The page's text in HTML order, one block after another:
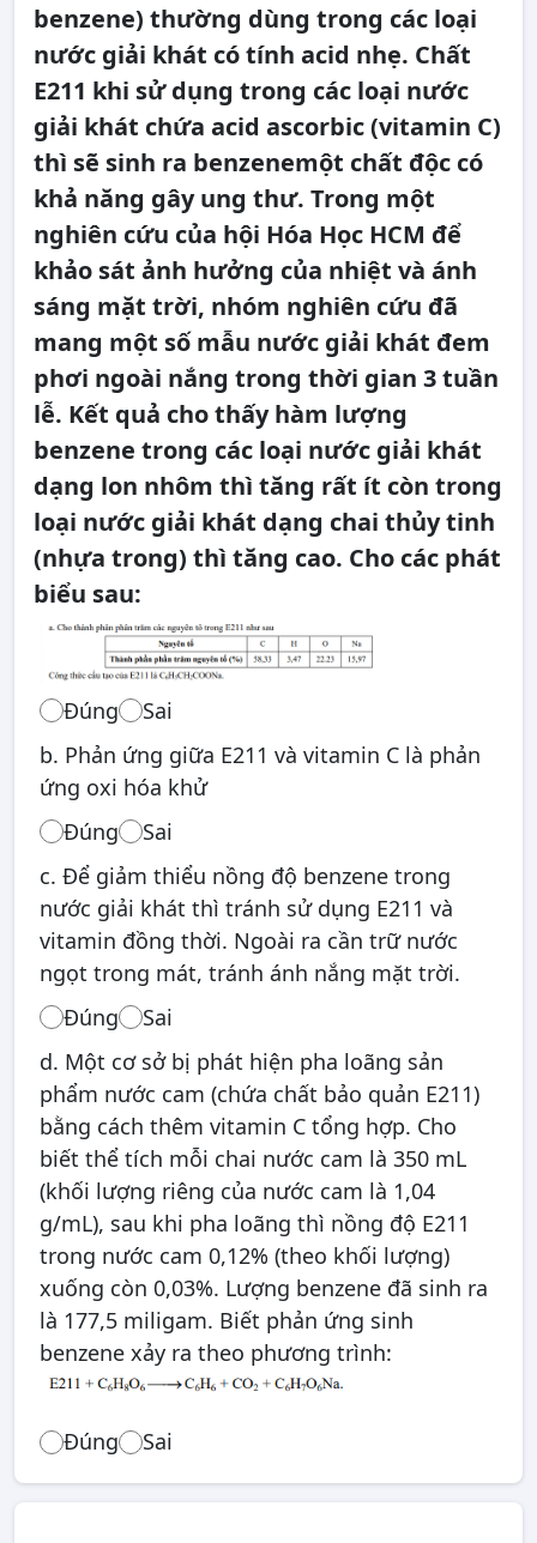
benzene) thường dùng trong các loại
nước giải khát có tính acid nhẹ. Chất
E211 khi sử dụng trong các loại nước
giải khát chứa acid ascorbic (vitamin C)
thì sẽ sinh ra benzenemột chất độc có
khả năng gây ung thư. Trong một
nghiên cứu của hội Hóa Học HCM để
khảo sát ảnh hưởng của nhiệt và ánh
sáng mặt trời, nhóm nghiên cứu đã
mang một số mẫu nước giải khát đem
phơi ngoài nắng trong thời gian 3 tuần
lễ. Kết quả cho thấy hàm lượng
benzene trong các loại nước giải khát
dạng lon nhôm thì tăng rất ít còn trong
loại nước giải khát dạng chai thủy tinh
(nhựa trong) thì tăng cao. Cho các phát
biểu sau:
Đúng
Sai
b. Phản ứng giữa E211 và vitamin C là phản
ứng oxi hóa khử
Đúng
Sai
c. Để giảm thiểu nồng độ benzene trong
nước giải khát thì tránh sử dụng E211 và
vitamin đồng thời. Ngoài ra cần trữ nước
ngọt trong mát, tránh ánh nắng mặt trời.
Đúng
Sai
d. Một cơ sở bị phát hiện pha loãng sản
phẩm nước cam (chứa chất bảo quản E211)
bằng cách thêm vitamin C tổng hợp. Cho
biết thể tích mỗi chai nước cam là 350 mL
(khối lượng riêng của nước cam là 1,04
g/mL), sau khi pha loãng thì nồng độ E211
trong nước cam 0,12% (theo khối lượng)
xuống còn 0,03%. Lượng benzene đã sinh ra
là 177,5 miligam. Biết phản ứng sinh
benzene xảy ra theo phương trình:
Đúng Sai